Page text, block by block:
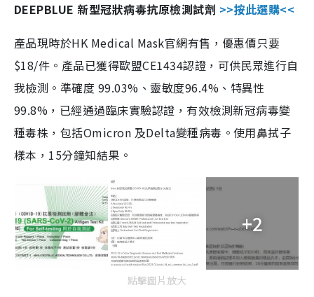
DEEPBLUE 新型冠狀病毒抗原檢測試劑 >>按此選購<<
產品現時於HK Medical Mask官網有售，優惠價只要
$18/件。產品已獲得歐盟CE1434認證，可供民眾進行自
我檢測。準確度 99.03%、靈敏度96.4%、特異性
99.8%，已經通過臨床實驗認證，有效檢測新冠病毒變
種毒株，包括Omicron 及Delta變種病毒。使用鼻拭子
樣本，15分鐘知結果。
+2
點擊圖片放大